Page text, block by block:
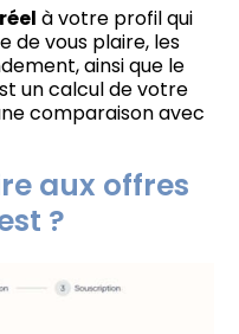
à votre profil qui
de vous plaire, les
ainsi que le
un calcul de votre
comparaison avec
aux offres
?